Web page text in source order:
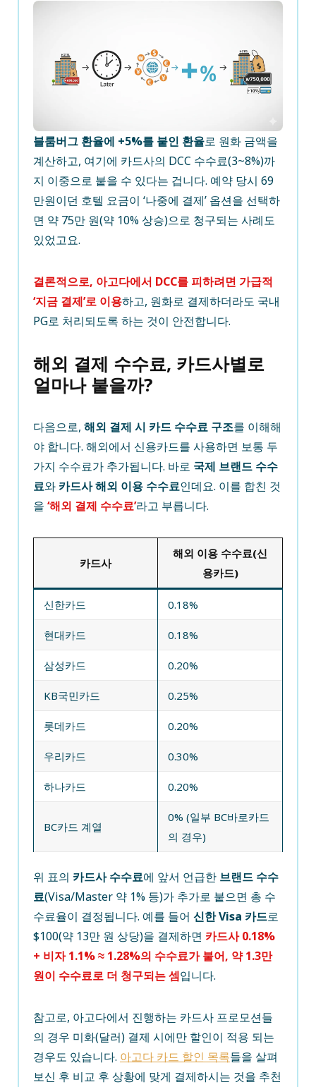
블룸버그 환율에 +5%를 붙인 환율로 원화 금액을
계산하고, 여기에 카드사의 DCC 수수료(3~8%)까
지 이중으로 붙을 수 있다는 겁니다. 예약 당시 69
만원이던 호텔 요금이 ‘나중에 결제’ 옵션을 선택하
면 약 75만 원(약 10% 상승)으로 청구되는 사례도
있었고요.
결론적으로, 아고다에서 DCC를 피하려면 가급적
‘지금 결제’로 이용하고, 원화로 결제하더라도 국내
PG로 처리되도록 하는 것이 안전합니다.
해외 결제 수수료, 카드사별로
얼마나 붙을까?
다음으로, 해외 결제 시 카드 수수료 구조를 이해해
야 합니다. 해외에서 신용카드를 사용하면 보통 두
가지 수수료가 추가됩니다. 바로 국제 브랜드 수수
료와 카드사 해외 이용 수수료인데요. 이를 합친 것
을 ‘해외 결제 수수료’라고 부릅니다.
카드사
해외 이용 수수료(신
용카드)
신한카드 0.18%
현대카드 0.18%
삼성카드 0.20%
KB국민카드 0.25%
롯데카드 0.20%
우리카드 0.30%
하나카드 0.20%
BC카드 계열
0% (일부 BC바로카드
의 경우)
위 표의 카드사 수수료에 앞서 언급한 브랜드 수수
료(Visa/Master 약 1% 등)가 추가로 붙으면 총 수
수료율이 결정됩니다. 예를 들어 신한 Visa 카드로
$100(약 13만 원 상당)을 결제하면 카드사 0.18%
+ 비자 1.1% ≈ 1.28%의 수수료가 붙어, 약 1.3만
원이 수수료로 더 청구되는 셈입니다.
참고로, 아고다에서 진행하는 카드사 프로모션들
의 경우 미화(달러) 결제 시에만 할인이 적용 되는
경우도 있습니다. 아고다 카드 할인 목록들을 살펴
보신 후 비교 후 상황에 맞게 결제하시는 것을 추천